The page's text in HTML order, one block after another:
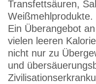
Transfettsäuren,
Weißmehlprodukte.
Ein Überangebot
vielen leeren
nicht nur zu
und